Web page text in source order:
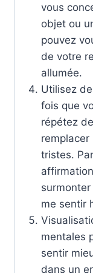
vous
objet ou
pouvez
de votre
allumée.
Utilisez
fois que
répétez
remplacer
tristes.
me sentir
mentales
sentir
dans un